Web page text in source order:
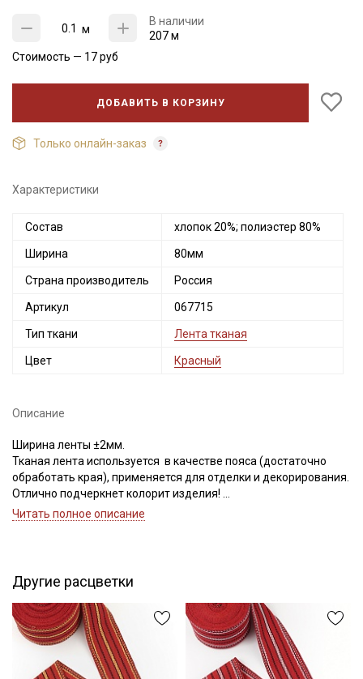
м
В наличии
207 м
Стоимость — 17руб
ДОБАВИТЬ В КОРЗИНУ
Только онлайн-заказ
Характеристики
Состав хлопок 20%; полиэстер 80%
Ширина 80мм
Страна производитель Россия
Артикул 067715
Тип ткани Лента тканая
Цвет Красный
Описание
Ширина ленты ±2мм.
Тканая лента используется в качестве пояса (достаточно
обработать края), применяется для отделки и декорирования.
Отлично подчеркнет колорит изделия!
Цветопередача может отличаться от оригинального цвета в
Читать полное описание
Другие расцветки